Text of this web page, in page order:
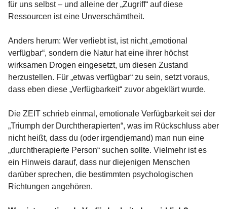
für uns selbst – und alleine der „Zugriff“ auf diese
Ressourcen ist eine Unverschämtheit.
Anders herum: Wer verliebt ist, ist nicht „emotional
verfügbar“, sondern die Natur hat eine ihrer höchst
wirksamen Drogen eingesetzt, um diesen Zustand
herzustellen. Für „etwas verfügbar“ zu sein, setzt voraus,
dass eben diese „Verfügbarkeit“ zuvor abgeklärt wurde.
Die ZEIT schrieb einmal, emotionale Verfügbarkeit sei der
„Triumph der Durchtherapierten“, was im Rückschluss aber
nicht heißt, dass du (oder irgendjemand) man nun eine
„durchtherapierte Person“ suchen sollte. Vielmehr ist es
ein Hinweis darauf, dass nur diejenigen Menschen
darüber sprechen, die bestimmten psychologischen
Richtungen angehören.